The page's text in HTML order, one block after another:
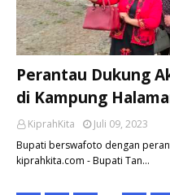
Perantau Dukung
di Kampung
KiprahKita
Juli 09, 2023
Bupati berswafoto dengan
kiprahkita.com - Bupati Tan…